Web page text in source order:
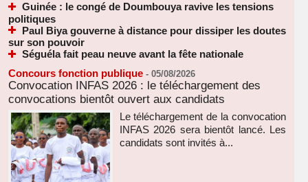
Guinée : le congé de Doumbouya ravive les tensions
politiques
Paul Biya gouverne à distance pour dissiper les doutes
sur son pouvoir
Séguéla fait peau neuve avant la fête nationale
Concours fonction publique - 05/08/2026
Convocation INFAS 2026 : le téléchargement des
convocations bientôt ouvert aux candidats
Le téléchargement de la convocation
INFAS 2026 sera bientôt lancé. Les
candidats sont invités à...